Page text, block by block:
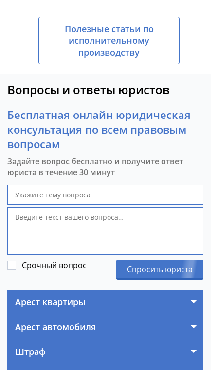
Полезные статьи по
исполнительному
производству
Вопросы и ответы юристов
Бесплатная онлайн юридическая
консультация по всем правовым
вопросам
Задайте вопрос бесплатно и получите ответ
юриста в течение 30 минут
Срочный вопрос Спросить юриста
Арест квартиры
Арест автомобиля
Штраф